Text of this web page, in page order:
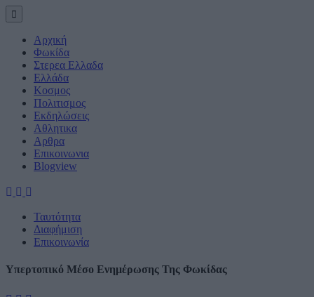
Αρχική
Φωκίδα
Στερεα Ελλαδα
Ελλάδα
Κοσμος
Πολιτισμος
Εκδηλώσεις
Αθλητικα
Αρθρα
Eπικοινωνια
Blogview
Ταυτότητα
Διαφήμιση
Επικοινωνία
Υπερτοπικό Μέσο Ενημέρωσης Της Φωκίδας